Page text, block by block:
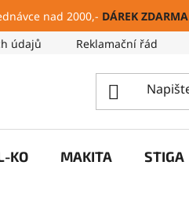
nad 2000,- DÁREK ZDARMA
údajů Reklamační řád
KO MAKITA STIGA